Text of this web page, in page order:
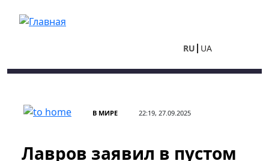
RU UA
В МИРЕ 22:19, 27.09.2025
Лавров заявил в пустом